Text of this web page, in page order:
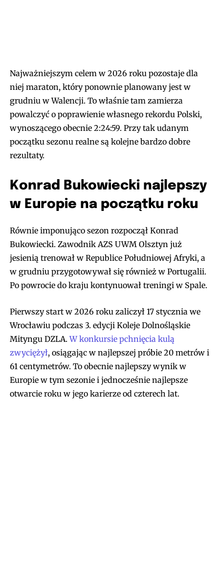
Najważniejszym celem w 2026 roku pozostaje dla
niej maraton, który ponownie planowany jest w
grudniu w Walencji. To właśnie tam zamierza
powalczyć o poprawienie własnego rekordu Polski,
wynoszącego obecnie 2:24:59. Przy tak udanym
początku sezonu realne są kolejne bardzo dobre
rezultaty.
Konrad Bukowiecki najlepszy
w Europie na początku roku
Równie imponująco sezon rozpoczął Konrad
Bukowiecki. Zawodnik AZS UWM Olsztyn już
jesienią trenował w Republice Południowej Afryki, a
w grudniu przygotowywał się również w Portugalii.
Po powrocie do kraju kontynuował treningi w Spale.
Pierwszy start w 2026 roku zaliczył 17 stycznia we
Wrocławiu podczas 3. edycji Koleje Dolnośląskie
Mityngu DZLA.W konkursie pchnięcia kulą
zwyciężył, osiągając w najlepszej próbie 20 metrów i
61 centymetrów. To obecnie najlepszy wynik w
Europie w tym sezonie i jednocześnie najlepsze
otwarcie roku w jego karierze od czterech lat.